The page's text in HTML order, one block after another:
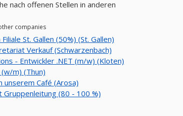
nach offenen Stellen in anderen
companies
St. Gallen (50%) (St. Gallen)
Verkauf (Schwarzenbach)
- Entwickler .NET (m/w) (Kloten)
m) (Thun)
unserem Café (Arosa)
Gruppenleitung (80 - 100 %)